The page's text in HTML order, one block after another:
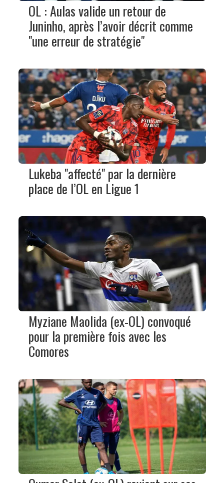
OL : Aulas valide un retour de
Juninho, après l’avoir décrit comme
"une erreur de stratégie"
Lukeba "affecté" par la dernière
place de l’OL en Ligue 1
Myziane Maolida (ex-OL) convoqué
pour la première fois avec les
Comores